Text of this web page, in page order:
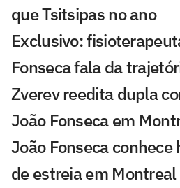
que Tsitsipas no ano
Exclusivo:
Fonseca fala da
Zverev reedita dupla
João Fonseca em
João Fonseca conhece
de estreia em Montreal